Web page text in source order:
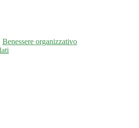
Benessere organizzativo